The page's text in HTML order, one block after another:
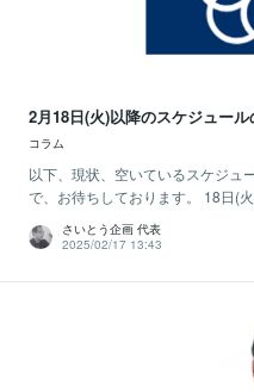
2月18日(火)以降のスケジュー
コラム
以下、現状、空いているスケジュ
で、お待ちしております。 18日(
さいとう企画 代表
2025/02/17 13:43